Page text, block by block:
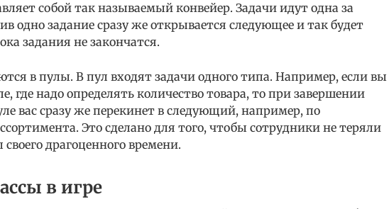
собой так называемый конвейер. Задачи идут одна за
одно задание сразу же открывается следующее и так будет
задания не закончатся.
в пулы. В пул входят задачи одного типа. Например, если вы
где надо определять количество товара, то при завершении
вас сразу же перекинет в следующий, например, по
Это сделано для того, чтобы сотрудники не теряли
драгоценного времени.
в игре